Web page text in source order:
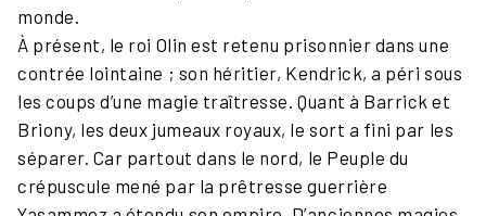
monde.
À présent, le roi Olin est retenu prisonnier dans une
contrée lointaine ; son héritier, Kendrick, a péri sous
les coups d’une magie traîtresse. Quant à Barrick et
Briony, les deux jumeaux royaux, le sort a fini par les
séparer. Car partout dans le nord, le Peuple du
crépuscule mené par la prêtresse guerrière